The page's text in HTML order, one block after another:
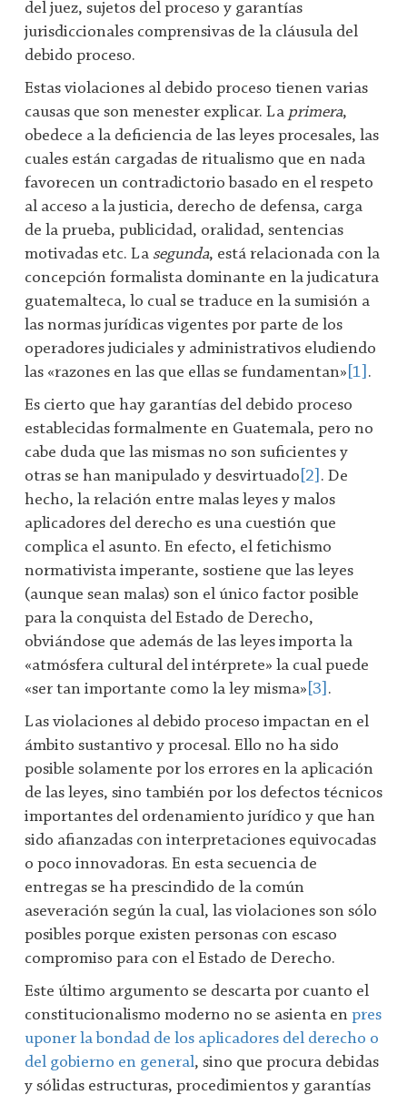
del juez, sujetos del proceso y garantías
jurisdiccionales comprensivas de la cláusula del
debido proceso.
Estas violaciones al debido proceso tienen varias
causas que son menester explicar. La primera,
obedece a la deficiencia de las leyes procesales, las
cuales están cargadas de ritualismo que en nada
favorecen un contradictorio basado en el respeto
al acceso a la justicia, derecho de defensa, carga
de la prueba, publicidad, oralidad, sentencias
motivadas etc. La segunda, está relacionada con la
concepción formalista dominante en la judicatura
guatemalteca, lo cual se traduce en la sumisión a
las normas jurídicas vigentes por parte de los
operadores judiciales y administrativos eludiendo
las «razones en las que ellas se fundamentan» [1] .
Es cierto que hay garantías del debido proceso
establecidas formalmente en Guatemala, pero no
cabe duda que las mismas no son suficientes y
otras se han manipulado y desvirtuado [2] . De
hecho, la relación entre malas leyes y malos
aplicadores del derecho es una cuestión que
complica el asunto. En efecto, el fetichismo
normativista imperante, sostiene que las leyes
(aunque sean malas) son el único factor posible
para la conquista del Estado de Derecho,
obviándose que además de las leyes importa la
«atmósfera cultural del intérprete» la cual puede
«ser tan importante como la ley misma» [3] .
Las violaciones al debido proceso impactan en el
ámbito sustantivo y procesal. Ello no ha sido
posible solamente por los errores en la aplicación
de las leyes, sino también por los defectos técnicos
importantes del ordenamiento jurídico y que han
sido afianzadas con interpretaciones equivocadas
o poco innovadoras. En esta secuencia de
entregas se ha prescindido de la común
aseveración según la cual, las violaciones son sólo
posibles porque existen personas con escaso
compromiso para con el Estado de Derecho.
Este último argumento se descarta por cuanto el
constitucionalismo moderno no se asienta en pres
uponer la bondad de los aplicadores del derecho o
del gobierno en general, sino que procura debidas
y sólidas estructuras, procedimientos y garantías